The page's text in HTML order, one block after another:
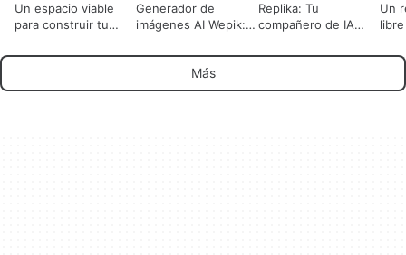
Un espacio viable
para construir tu
Generador de
imágenes AI Wepik:
Replika: Tu
compañero de IA
Un
Más